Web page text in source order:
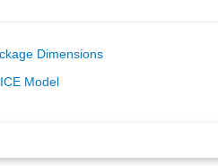
Dimensions
Model